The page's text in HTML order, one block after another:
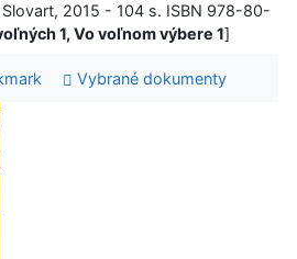
2015 - 104 s. ISBN 978-80-
1, Vo voľnom výbere 1]
Vybrané dokumenty